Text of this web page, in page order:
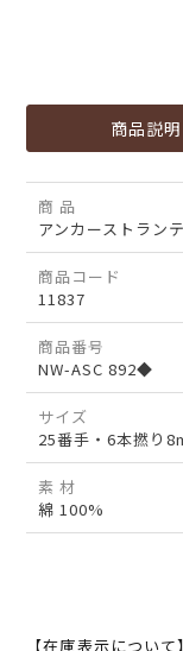
商品説明
商 品
アンカーストラン
商品コード
11837
商品番号
NW-ASC 892◆
サイズ
25番手・6本撚り
素 材
綿 100%
【在庫表示について】